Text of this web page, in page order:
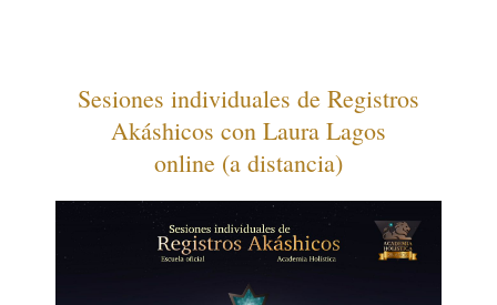
Sesiones individuales de Registros
Akáshicos con Laura Lagos
online (a distancia)